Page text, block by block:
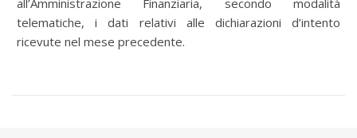
all’Amministrazione Finanziaria, secondo modalità
telematiche, i dati relativi alle dichiarazioni d’intento
ricevute nel mese precedente.